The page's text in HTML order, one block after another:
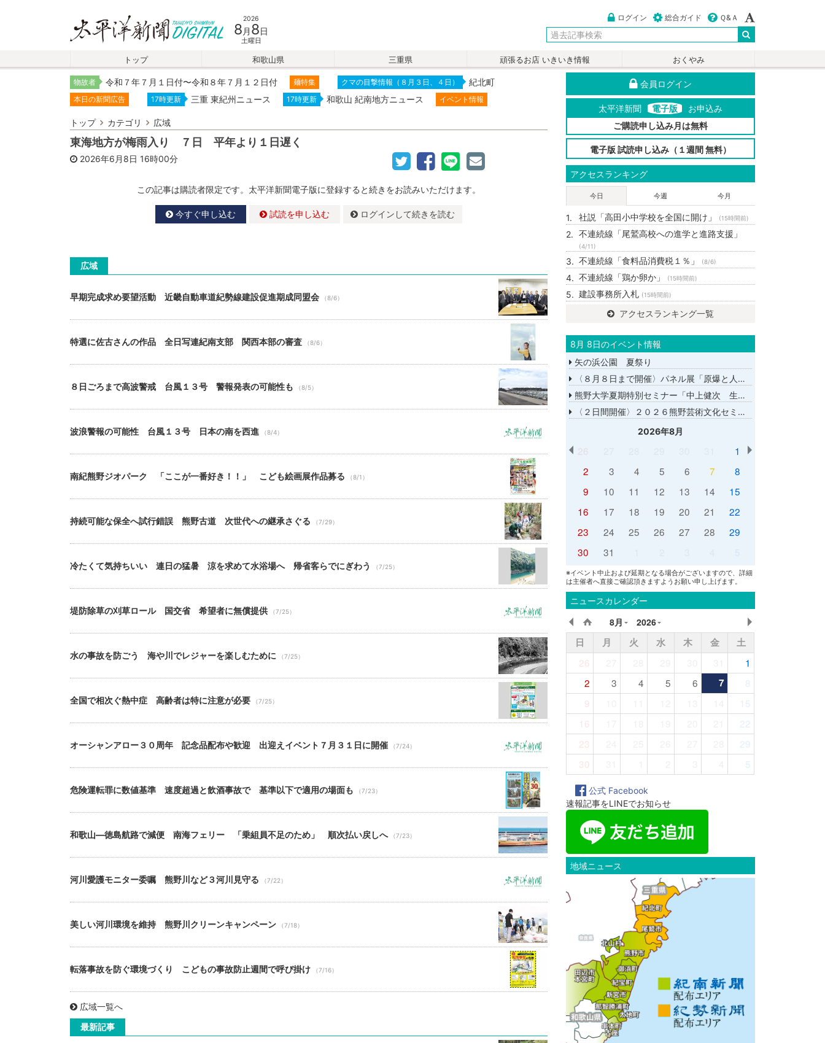
2026
8 月 8日
土曜日
ログイン 総合ガイド Ｑ&Ａ
トップ 和歌山県 三重県 頑張るお店 いきいき情報 おくやみ
物故者 令和７年７月１日付〜令和８年７月１２日付 麺特集 クマの目撃情報（８月３日、４日） 紀北町
本日の新聞広告 17時更新 三重 東紀州ニュース 17時更新 和歌山 紀南地方ニュース イベント情報
トップ カテゴリ 広域
東海地方が梅雨入り ７日 平年より１日遅く
2026年6月8日 16時00分
この記事は購読者限定です。太平洋新聞電子版に登録すると続きをお読みいただけます。
今すぐ申し込む 試読を申し込む ログインして続きを読む
広域
早期完成求め要望活動 近畿自動車道紀勢線建設促進期成同盟会 （8/6）
特選に佐古さんの作品 全日写連紀南支部 関西本部の審査 （8/6）
８日ごろまで高波警戒 台風１３号 警報発表の可能性も （8/5）
波浪警報の可能性 台風１３号 日本の南を西進 （8/4）
南紀熊野ジオパーク 「ここが一番好き！！」 こども絵画展作品募る （8/1）
持続可能な保全へ試行錯誤 熊野古道 次世代への継承さぐる （7/29）
冷たくて気持ちいい 連日の猛暑 涼を求めて水浴場へ 帰省客らでにぎわう （7/25）
堤防除草の刈草ロール 国交省 希望者に無償提供 （7/25）
水の事故を防ごう 海や川でレジャーを楽しむために （7/25）
全国で相次ぐ熱中症 高齢者は特に注意が必要 （7/25）
オーシャンアロー３０周年 記念品配布や歓迎 出迎えイベント７月３１日に開催 （7/24）
危険運転罪に数値基準 速度超過と飲酒事故で 基準以下で適用の場面も （7/23）
和歌山―徳島航路で減便 南海フェリー 「乗組員不足のため」 順次払い戻しへ （7/23）
河川愛護モニター委嘱 熊野川など３河川見守る （7/22）
美しい河川環境を維持 熊野川クリーンキャンペーン （7/18）
転落事故を防ぐ環境づくり こどもの事故防止週間で呼び掛け （7/16）
広域一覧へ
最新記事
会員ログイン
太平洋新聞 電子版
お申込み
ご購読申し込み月は無料
電子版 試読申し込み（１週間 無料）
アクセスランキング
今日 今週 今月
社説「高田小中学校を全国に開け」 (15時間前)
不連続線「尾鷲高校への進学と進路支援」
(4/11)
不連続線「食料品消費税１％」 (8/6)
不連続線「鶏か卵か」 (15時間前)
建設事務所入札 (15時間前)
アクセスランキング一覧
8月 8日のイベント情報
矢の浜公園 夏祭り
〈８月８日まで開催〉パネル展「原爆と人間展」
熊野大学夏期特別セミナー「中上健次 生誕８０年－時代へのまなざし－」
〈２日間開催〉２０２６熊野芸術文化セミナー
2026年8月
26
1
2
3 4 5 6 7
8
9
10 11 12 13 14
15
16
17 18 19 20 21
22
23
24 25 26 27 28
29
30
31 5
※イベント中止および延期となる場合がございますので、詳細
は主催者へ直接ご確認頂きますようお願い申し上げます。
ニュースカレンダー
8月 2026
日 月 火 水 木 金
土
26
1
2
3 4 5 6 7
8
9
15
16
22
23
29
30
5
公式 Facebook
速報記事をLINEでお知らせ
地域ニュース